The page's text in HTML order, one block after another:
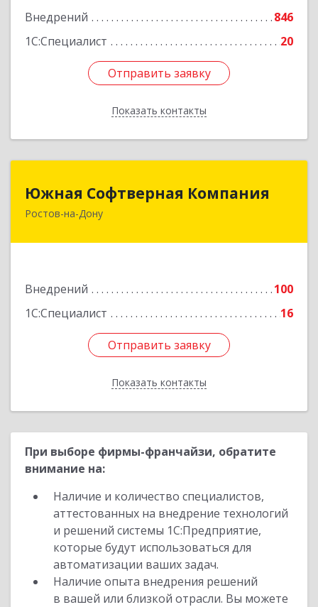
Внедрений
846
1С:Специалист
20
Отправить заявку
Показать контакты
Отправить заявку
Назад
Южная Софтверная Компания
Ростов-на-Дону
Внедрений
100
1С:Специалист
16
Отправить заявку
Показать контакты
Южная Софтверная Компания
344116, Ростовская обл, Ростов-на-Дону г, 2-я
Отправить заявку
Назад
При выборе фирмы-франчайзи, обратите
внимание на:
Наличие и количество специалистов,
аттестованных на внедрение технологий
и решений системы 1С:Предприятие,
которые будут использоваться для
автоматизации ваших задач.
Наличие опыта внедрения решений
в вашей или близкой отрасли. Вы можете